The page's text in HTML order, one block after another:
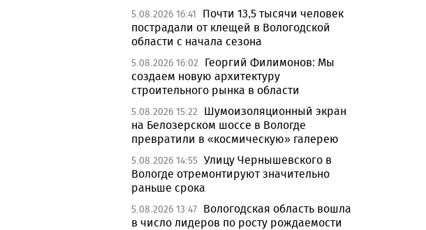
5.08.2026 16:41
Почти 13,5 тысячи человек
пострадали от клещей в Вологодской
области с начала сезона
5.08.2026 16:02
Георгий Филимонов: Мы
создаем новую архитектуру
строительного рынка в области
5.08.2026 15:22
Шумоизоляционный экран
на Белозерском шоссе в Вологде
превратили в «космическую» галерею
5.08.2026 14:55 Улицу Чернышевского в
Вологде отремонтируют значительно
раньше срока
5.08.2026 13:47 Вологодская область вошла
в число лидеров по росту рождаемости